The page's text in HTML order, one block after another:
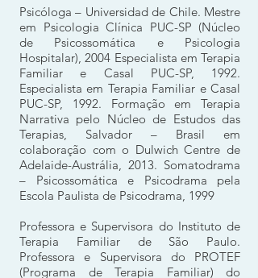
Psicóloga – Universidad de Chile. Mestre
em Psicologia Clínica PUC-SP (Núcleo
de Psicossomática e Psicologia
Hospitalar), 2004 Especialista em Terapia
Familiar e Casal PUC-SP, 1992.
Especialista em Terapia Familiar e Casal
PUC-SP, 1992. Formação em Terapia
Narrativa pelo Núcleo de Estudos das
Terapias, Salvador – Brasil em
colaboração com o Dulwich Centre de
Adelaide-Austrália, 2013. Somatodrama
– Psicossomática e Psicodrama pela
Escola Paulista de Psicodrama, 1999
Professora e Supervisora do Instituto de
Terapia Familiar de São Paulo.
Professora e Supervisora do PROTEF
(Programa de Terapia Familiar) do